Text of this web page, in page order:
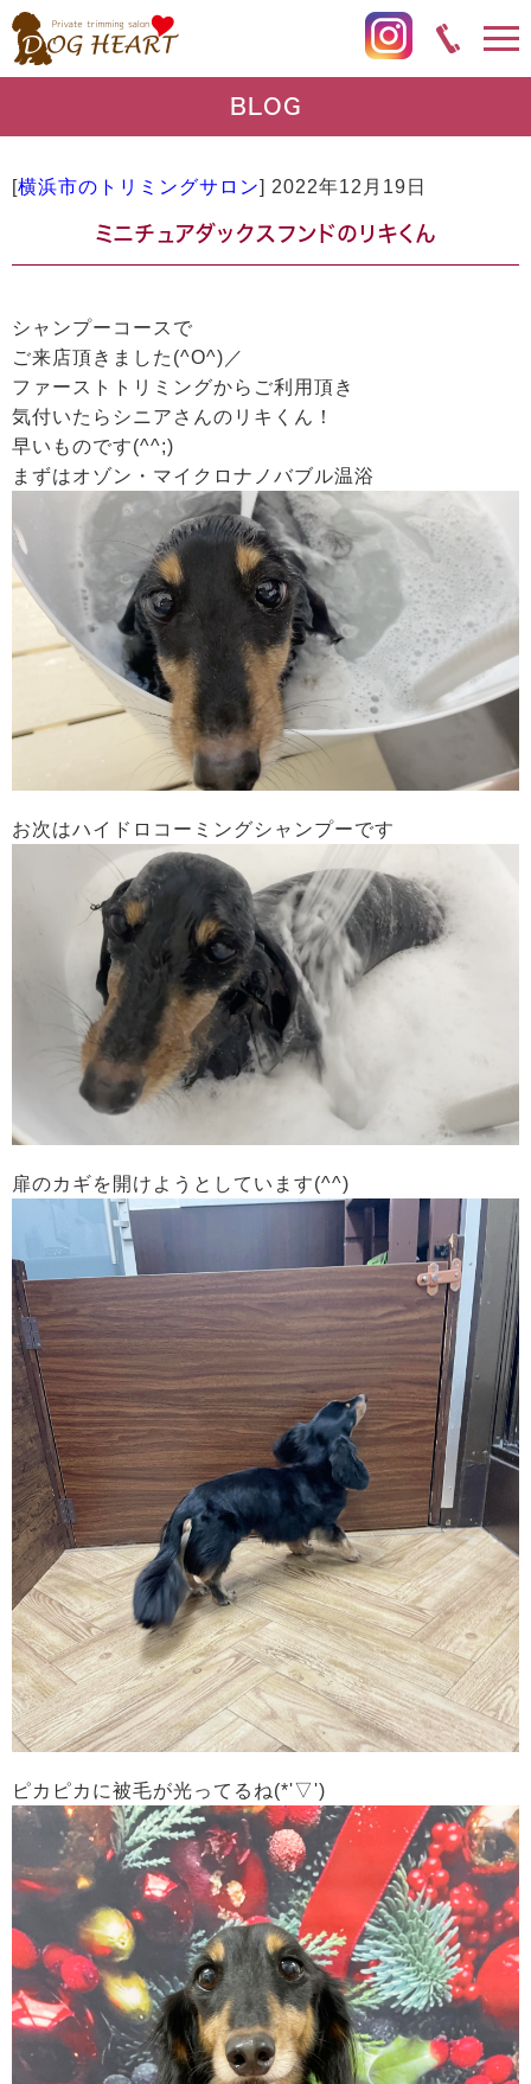
BLOG
[横浜市のトリミングサロン] 2022年12月19日
ミニチュアダックスフンドのリキくん
シャンプーコースで
ご来店頂きました(^O^)／
ファーストトリミングからご利用頂き
気付いたらシニアさんのリキくん！
早いものです(^^;)
まずはオゾン・マイクロナノバブル温浴
お次はハイドロコーミングシャンプーです
扉のカギを開けようとしています(^^)
ピカピカに被毛が光ってるね(*'▽')